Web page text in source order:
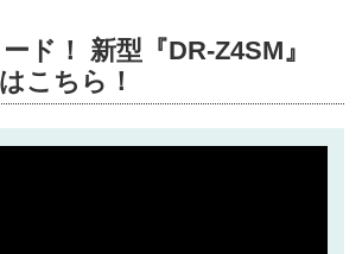
ド！ 新型『DR-Z4SM』
こちら！